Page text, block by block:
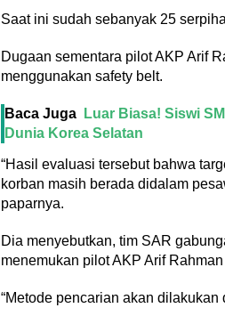
Saat ini sudah sebanyak 25
Dugaan sementara pilot AKP Arif
menggunakan safety belt.
Baca Juga
Luar Biasa! Siswi
Dunia Korea Selatan
“Hasil evaluasi tersebut bahwa
korban masih berada didalam
paparnya.
Dia menyebutkan, tim SAR
menemukan pilot AKP Arif
“Metode pencarian akan